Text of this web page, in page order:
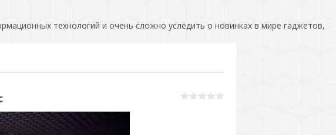
технологий и очень сложно уследить о новинках в мире гаджетов,